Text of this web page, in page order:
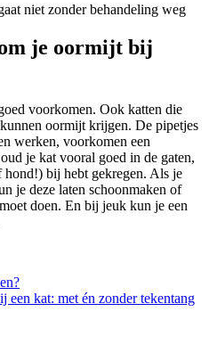
niet zonder behandeling weg
je oormijt bij
voorkomen. Ook katten die
oormijt krijgen. De pipetjes
werken, voorkomen een
je kat vooral goed in de gaten,
hond!) bij hebt gekregen. Als je
je deze laten schoonmaken of
doen. En bij jeuk kun je een
een kat: met én zonder tekentang